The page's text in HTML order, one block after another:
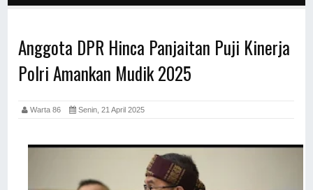
Anggota DPR Hinca Panjaitan Puji Kinerja
Polri Amankan Mudik 2025
Warta 86 Senin, 21 April 2025